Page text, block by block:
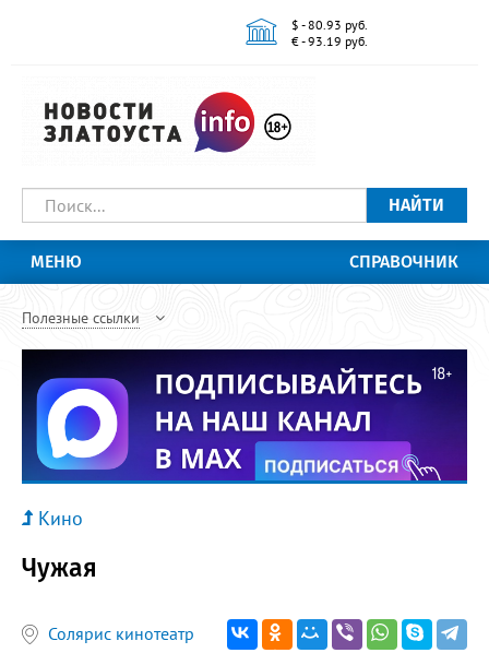
$ - 80.93 руб.
€ - 93.19 руб.
НАЙТИ
МЕНЮ СПРАВОЧНИК
Полезные ссылки
Кино
Чужая
Солярис кинотеатр